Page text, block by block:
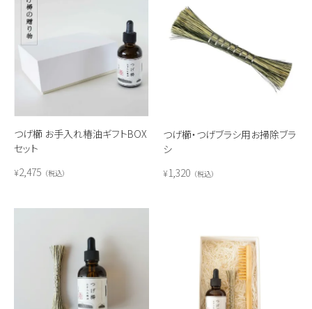
つげ櫛 お手入れ椿油ギフトBOX
セット
¥2,475 税込
つげ櫛・つげブラシ用お掃除ブラ
シ
¥1,320 税込